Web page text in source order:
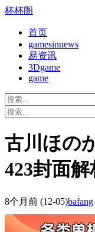
杯杯阁
首页
gamesinnews
易资讯
3Dgame
game
古川ほの
423封面
8个月前 (12-05)bafang